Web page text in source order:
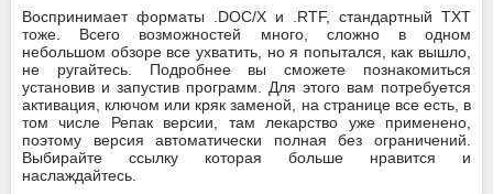
Воспринимает форматы .DOC/X и .RTF, стандартный TXT
тоже. Всего возможностей много, сложно в одном
небольшом обзоре все ухватить, но я попытался, как вышло,
не ругайтесь. Подробнее вы сможете познакомиться
установив и запустив программ. Для этого вам потребуется
активация, ключом или кряк заменой, на странице все есть, в
том числе Репак версии, там лекарство уже применено,
поэтому версия автоматически полная без ограничений.
Выбирайте ссылку которая больше нравится и
наслаждайтесь.